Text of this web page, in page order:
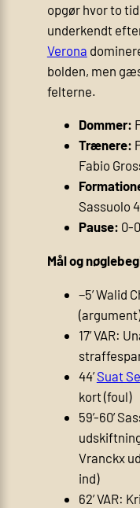
opgør hvor to
underkendt
Verona
bolden, men
felterne.
Dommer:
Trænere:
Fabio
Sassuolo
Pause: 0-0
Mål og
−5’ Walid
(argument)
17’ VAR:
44’Suat
kort (foul)
59’-60’
Vranckx
ind)
62’ VAR: